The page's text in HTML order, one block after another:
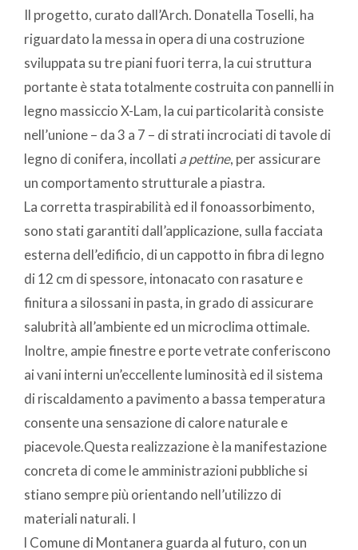
Il progetto, curato dall’Arch. Donatella Toselli, ha
riguardato la messa in opera di una costruzione
sviluppata su tre piani fuori terra, la cui struttura
portante è stata totalmente costruita con pannelli in
legno massiccio X-Lam, la cui particolarità consiste
nell’unione – da 3 a 7 – di strati incrociati di tavole di
legno di conifera, incollati a pettine, per assicurare
un comportamento strutturale a piastra.
La corretta traspirabilità ed il fonoassorbimento,
sono stati garantiti dall’applicazione, sulla facciata
esterna dell’edificio, di un cappotto in fibra di legno
di 12 cm di spessore, intonacato con rasature e
finitura a silossani in pasta, in grado di assicurare
salubrità all’ambiente ed un microclima ottimale.
Inoltre, ampie finestre e porte vetrate conferiscono
ai vani interni un’eccellente luminosità ed il sistema
di riscaldamento a pavimento a bassa temperatura
consente una sensazione di calore naturale e
piacevole.Questa realizzazione è la manifestazione
concreta di come le amministrazioni pubbliche si
stiano sempre più orientando nell’utilizzo di
materiali naturali. I
l Comune di Montanera guarda al futuro, con un